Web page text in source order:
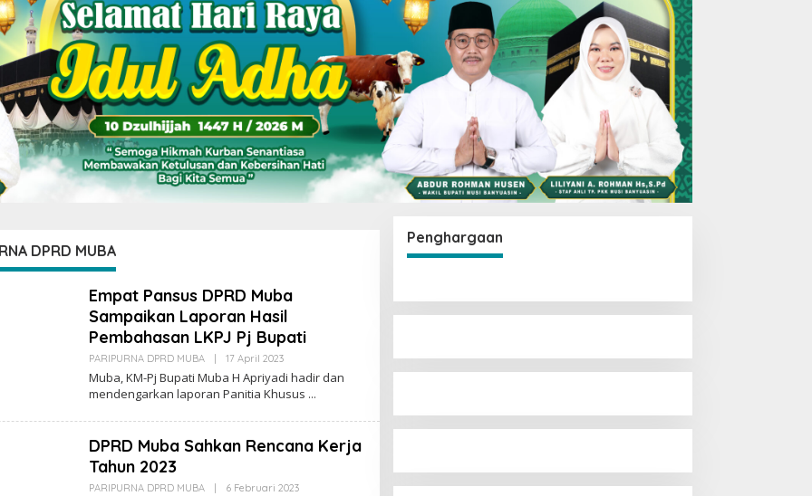
DPRD MUBA
Empat Pansus DPRD Muba
Sampaikan Laporan Hasil
Pembahasan LKPJ Pj Bupati
PARIPURNA DPRD MUBA 17 April 2023O
L
E
H
G
Y
A
Muba, KM-Pj Bupati Muba H Apriyadi hadir dan
mendengarkan laporan Panitia Khusus
DPRD Muba Sahkan Rencana Kerja
Tahun 2023
PARIPURNA DPRD MUBA 6 Februari 2023O
Penghargaan